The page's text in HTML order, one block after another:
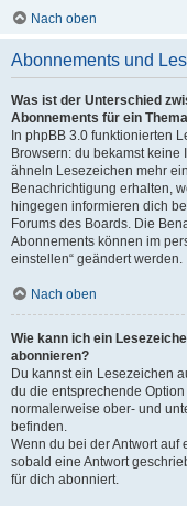
Nach oben
Abonnements und
Was ist der Unterschied
Abonnements für ein
In phpBB 3.0 funktionierten
Browsern: du bekamst
ähneln Lesezeichen mehr
Benachrichtigung erhalten,
hingegen informieren dich
Forums des Boards. Die
Abonnements können im
einstellen“ geändert werden.
Nach oben
Wie kann ich ein
abonnieren?
Du kannst ein Lesezeichen
du die entsprechende
normalerweise ober- und
befinden.
Wenn du bei der Antwort auf
sobald eine Antwort
für dich abonniert.